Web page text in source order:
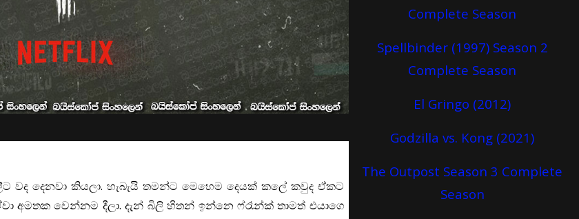
දෙනවා කියලා. හැබැයි තමන්ට මෙහෙම දෙයක් කලේ කවුද ඒකට
වෙන්නම දීලා. දැන් බිලි හිතන් ඉන්නෙ ෆ්රෑන්ක් තාමත් එයාගෙ
Complete Season
Spellbinder (1997) Season 2
Complete Season
El Gringo (2012)
Godzilla vs. Kong (2021)
The Outpost Season 3 Complete
Season